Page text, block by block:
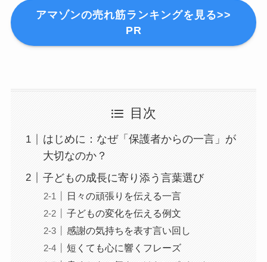
アマゾンの売れ筋ランキングを見る>>
PR
目次
はじめに：なぜ「保護者からの一言」が
大切なのか？
子どもの成長に寄り添う言葉選び
日々の頑張りを伝える一言
子どもの変化を伝える例文
感謝の気持ちを表す言い回し
短くても心に響くフレーズ